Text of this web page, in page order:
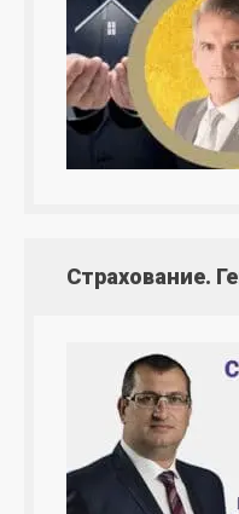
Страхование.